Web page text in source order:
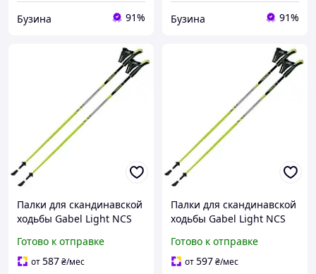
Бузина 91% Бузина 91%
Палки для скандинавской
ходьбы Gabel Light NCS
buzyna
Готово к отправке
от587₴/мес
Палки для скандинавской
ходьбы Gabel Light NCS
buzyna
Готово к отправке
от597₴/мес